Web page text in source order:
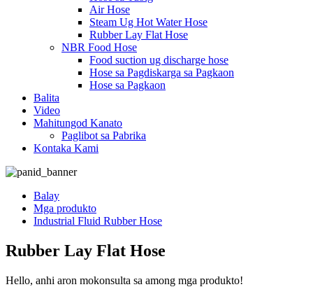
Air Hose
Steam Ug Hot Water Hose
Rubber Lay Flat Hose
NBR Food Hose
Food suction ug discharge hose
Hose sa Pagdiskarga sa Pagkaon
Hose sa Pagkaon
Balita
Video
Mahitungod Kanato
Paglibot sa Pabrika
Kontaka Kami
Balay
Mga produkto
Industrial Fluid Rubber Hose
Rubber Lay Flat Hose
Hello, anhi aron mokonsulta sa among mga produkto!